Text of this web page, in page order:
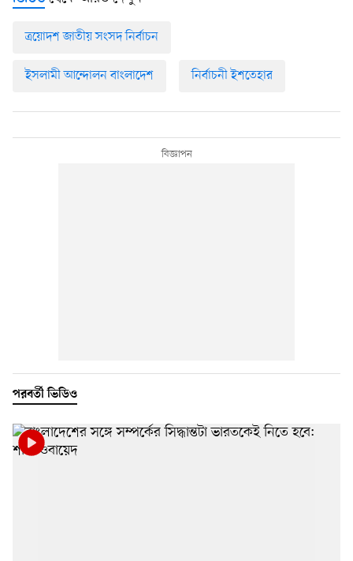
ত্রয়োদশ জাতীয় সংসদ নির্বাচন
ইসলামী আন্দোলন বাংলাদেশ নির্বাচনী ইশতেহার
পরবর্তী ভিডিও